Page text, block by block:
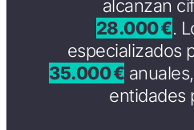
alcanzan
28.000 €.
especializados
35.000 €
entidades